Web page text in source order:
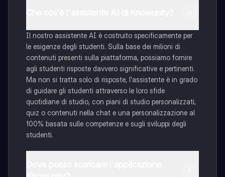
Il nostro assistente AI è costruito specificamente per
le esigenze degli studenti. Sulla base dei milioni di
contenuti presenti sulla piattaforma, possiamo fornire
agli studenti risposte davvero significative e pertinenti.
Ma non si tratta solo di risposte, l'assistente è in grado
di guidare gli studenti attraverso le loro sfide
quotidiane di studio, con piani di studio personalizzati,
quiz o contenuti nella chat e una personalizzazione al
100% basata sulle competenze e sugli sviluppi degli
studenti.